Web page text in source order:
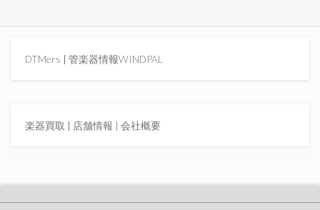
DTMers | 管楽器情報WINDPAL
楽器買取 | 店舗情報 | 会社概要